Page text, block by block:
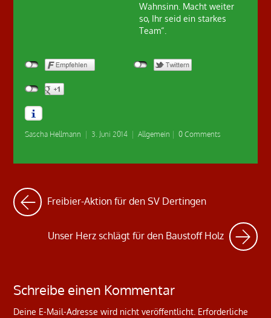
Wahnsinn. Macht weiter
so, Ihr seid ein starkes
Team“.
Sascha Hellmann 3. Juni 2014 Allgemein 0 Comments
Freibier-Aktion für den SV Dertingen
Unser Herz schlägt für den Baustoff Holz
Schreibe einen Kommentar
Deine E-Mail-Adresse wird nicht veröffentlicht. Erforderliche